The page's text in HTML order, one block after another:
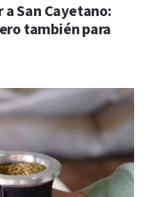
San Cayetano:
también para